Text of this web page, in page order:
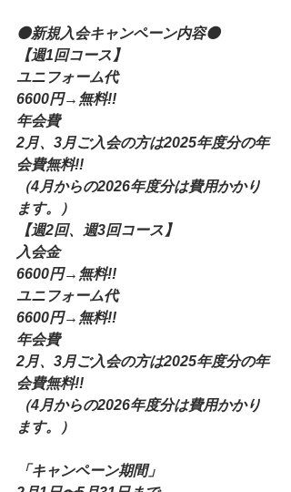
⚫新規入会キャンペーン内容⚫
【週1回コース】
ユニフォーム代
6600円→無料!!
年会費
2月、3月ご入会の方は2025年度分の年
会費無料!!
（4月からの2026年度分は費用かかり
ます。）
【週2回、週3回コース】
入会金
6600円→無料!!
ユニフォーム代
6600円→無料!!
年会費
2月、3月ご入会の方は2025年度分の年
会費無料!!
（4月からの2026年度分は費用かかり
ます。）
「キャンペーン期間」